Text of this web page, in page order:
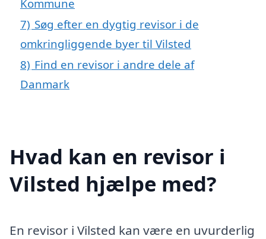
Kommune
7) Søg efter en dygtig revisor i de
omkringliggende byer til Vilsted
8) Find en revisor i andre dele af
Danmark
Hvad kan en revisor i
Vilsted hjælpe med?
En revisor i Vilsted kan være en uvurderlig